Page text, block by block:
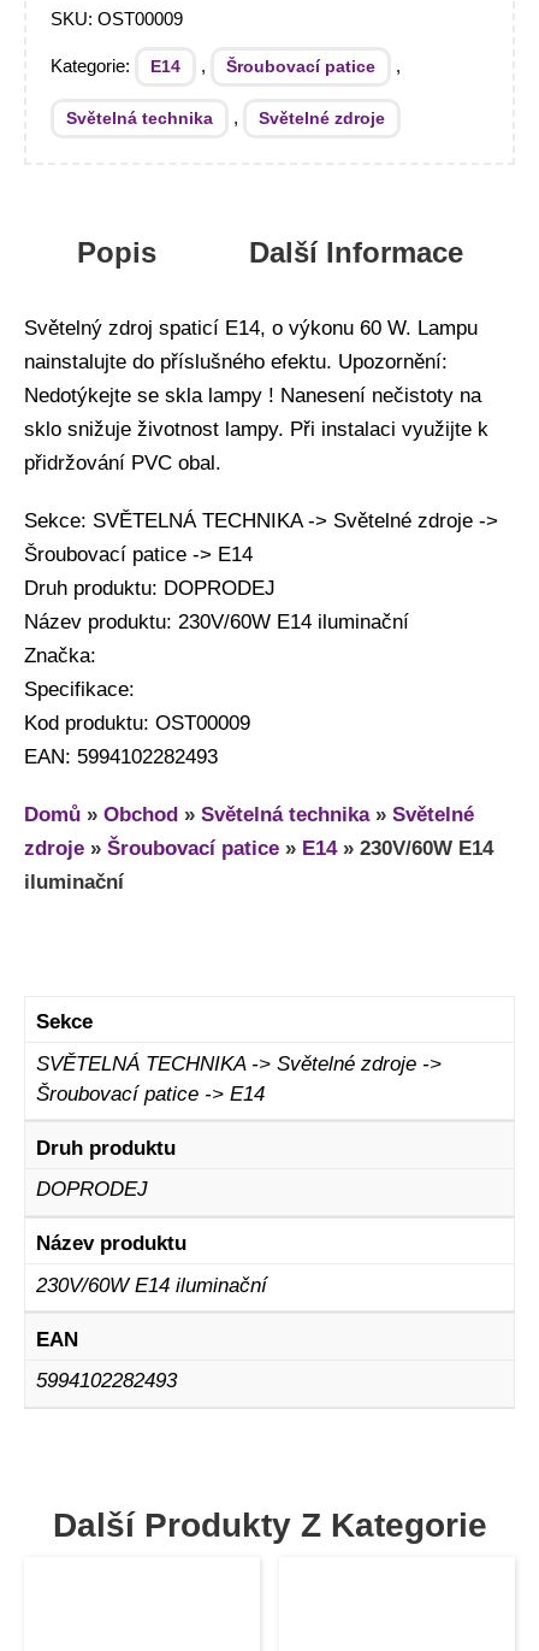
SKU: OST00009
Kategorie: E14 , Šroubovací patice ,
Světelná technika , Světelné zdroje
Popis Další Informace
Světelný zdroj spaticí E14, o výkonu 60 W. Lampu
nainstalujte do příslušného efektu. Upozornění:
Nedotýkejte se skla lampy ! Nanesení nečistoty na
sklo snižuje životnost lampy. Při instalaci využijte k
přidržování PVC obal.
Sekce: SVĚTELNÁ TECHNIKA -> Světelné zdroje ->
Šroubovací patice -> E14
Druh produktu: DOPRODEJ
Název produktu: 230V/60W E14 iluminační
Značka:
Specifikace:
Kod produktu: OST00009
EAN: 5994102282493
Domů » Obchod » Světelná technika» Světelné
zdroje » Šroubovací patice » E14» 230V/60W E14
iluminační
Sekce
SVĚTELNÁ TECHNIKA -> Světelné zdroje ->
Šroubovací patice -> E14
Druh produktu
DOPRODEJ
Název produktu
230V/60W E14 iluminační
EAN
5994102282493
Další Produkty Z Kategorie